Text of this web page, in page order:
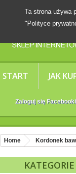
START JAK
Zaloguj się
Ta strona używa
"Polityce
Home Kordonek
KATEGORIE